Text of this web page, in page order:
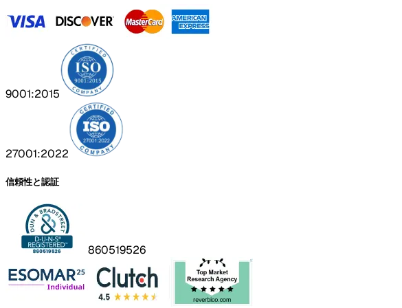
9001:2015
27001:2022
信頼性と認証
860519526